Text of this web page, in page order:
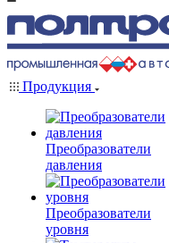
Продукция
Преобразователи
давления
Преобразователи
уровня